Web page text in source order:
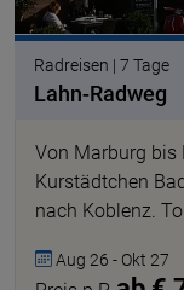
Radreisen | 7 Tage
Lahn-Radweg
Von Marburg bis
Kurstädtchen
nach Koblenz.
Aug 26 - Okt 27